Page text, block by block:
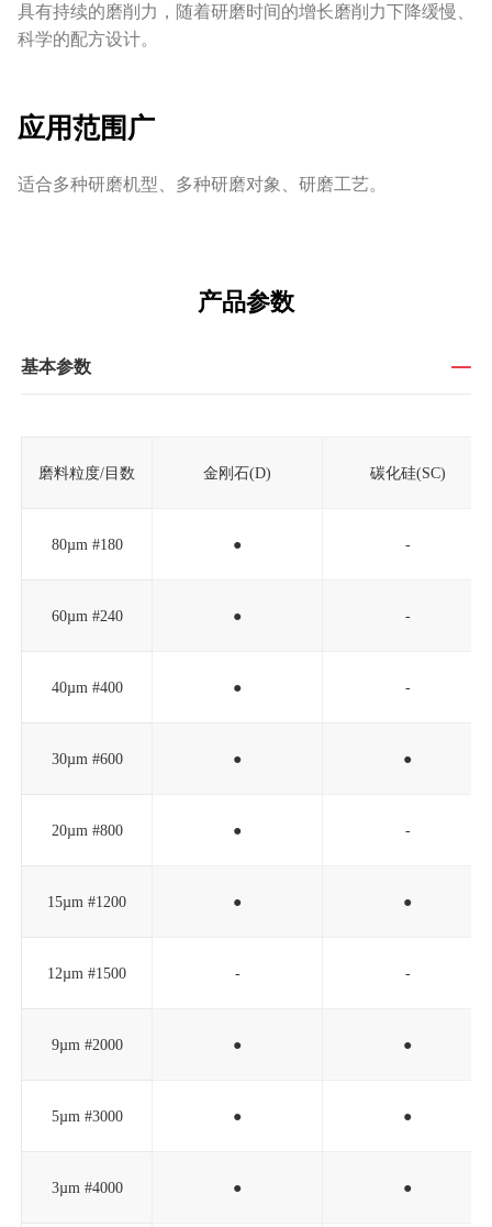
具有持续的磨削力，随着研磨时间的增长磨削力下降缓慢、
科学的配方设计。
应用范围广
适合多种研磨机型、多种研磨对象、研磨工艺。
产品参数
基本参数
磨料粒度/目数 金刚石(D) 碳化硅(SC)
80µm #180 ● -
60µm #240 ● -
40µm #400 ● -
30µm #600 ● ●
20µm #800 ● -
15µm #1200 ● ●
12µm #1500 - -
9µm #2000 ● ●
5µm #3000 ● ●
3µm #4000 ● ●